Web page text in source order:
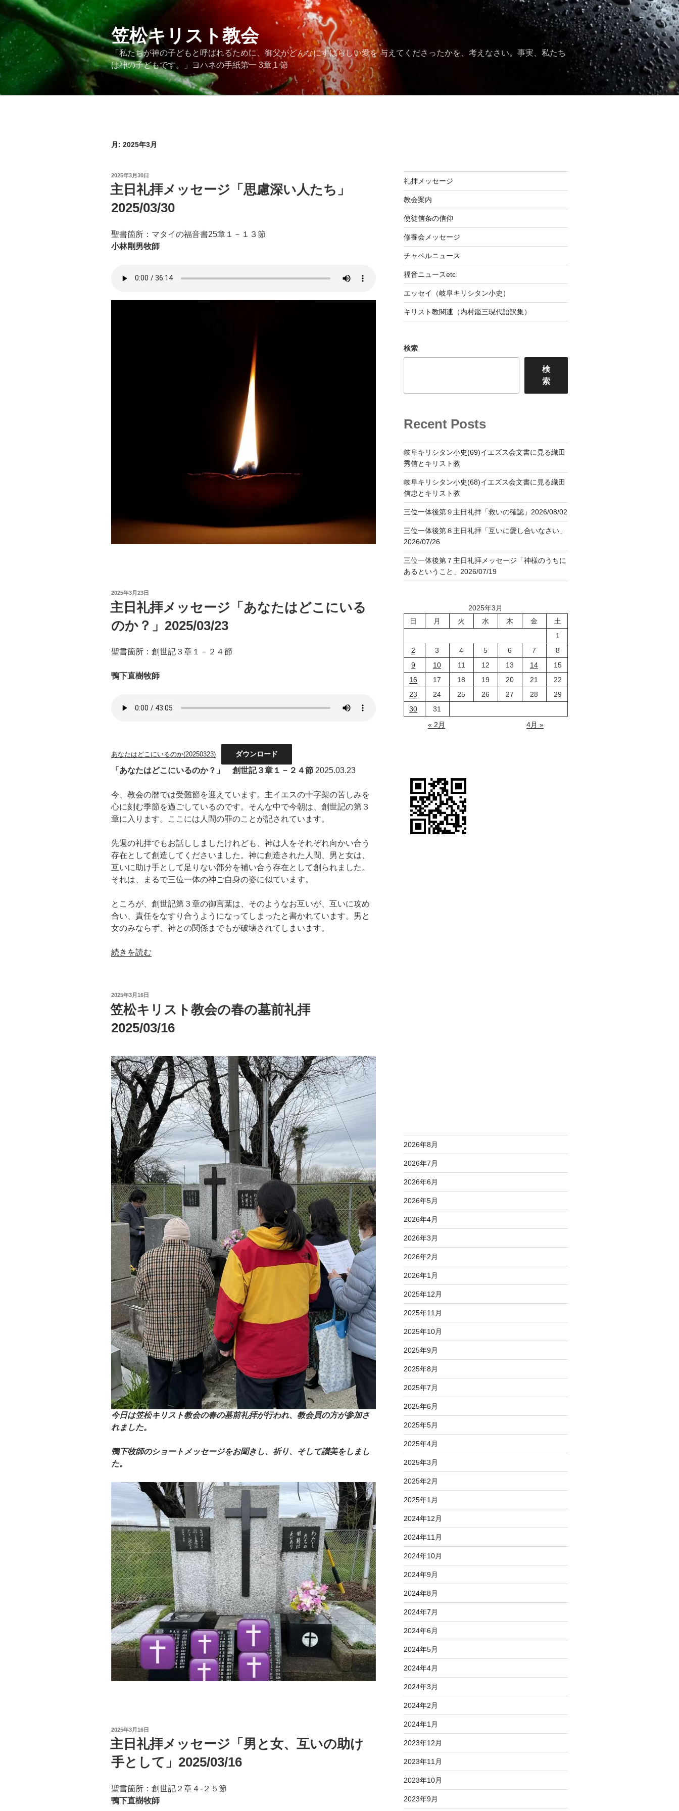
コ
ン
ン
ツ
へ
ス
笠松キリスト教会
「私たちが神の子どもと呼ばれるために、御父がどんなにすばらしい愛を 与えてくださったかを、考えなさい。事実、私たち
は神の子どもです。」ヨハネの手紙第一 3章 1 節
月: 2025年3月
投
稿
日:
2025年3月30日
主日礼拝メッセージ「思慮深い人たち」
2025/03/30
聖書箇所：マタイの福音書25章１－１３節
小林剛男牧師
投
稿
日:
2025年3月23日
主日礼拝メッセージ「あなたはどこにいる
のか？」2025/03/23
聖書箇所：創世記３章１－２４節
鴨下直樹牧師
あなたはどこにいるのか(20250323) ダウンロード
「あなたはどこにいるのか？」 創世記３章１－２４節 2025.03.23
今、教会の暦では受難節を迎えています。主イエスの十字架の苦しみを
心に刻む季節を過ごしているのです。そんな中で今朝は、創世記の第３
章に入ります。ここには人間の罪のことが記されています。
先週の礼拝でもお話ししましたけれども、神は人をそれぞれ向かい合う
存在として創造してくださいました。神に創造された人間、男と女は、
互いに助け手として足りない部分を補い合う存在として創られました。
それは、まるで三位一体の神ご自身の姿に似ています。
ところが、創世記第３章の御言葉は、そのようなお互いが、互いに攻め
合い、責任をなすり合うようになってしまったと書かれています。男と
女のみならず、神との関係までもが破壊されてしまいます。
“主
ッ
セ
「あ
な
た
は
ど
こ
に
い
る
の
か？」
2025/03/23”
の
続きを読む
投
稿
日:
2025年3月16日
笠松キリスト教会の春の墓前礼拝
2025/03/16
今日は笠松キリスト教会の春の墓前礼拝が行われ、教会員の方が参加さ
れました。
鴨下牧師のショートメッセージをお聞きし、祈り、そして讃美をしまし
た。
投
稿
日:
2025年3月16日
主日礼拝メッセージ「男と女、互いの助け
手として」2025/03/16
聖書箇所：創世記２章４-２５節
鴨下直樹牧師
礼拝メッセージ
教会案内
使徒信条の信仰
修養会メッセージ
チャペルニュース
福音ニュースetc
エッセイ（岐阜キリシタン小史）
キリスト教関連（内村鑑三現代語訳集）
検索
検
索
Recent Posts
岐阜キリシタン小史(69)イエズス会文書に見る織田
秀信とキリスト教
岐阜キリシタン小史(68)イエズス会文書に見る織田
信忠とキリスト教
三位一体後第９主日礼拝「救いの確認」2026/08/02
三位一体後第８主日礼拝「互いに愛し合いなさい」
2026/07/26
三位一体後第７主日礼拝メッセージ「神様のうちに
あるということ」2026/07/19
2025年3月
日
月 火 水 木 金
土
1
2
3 4 5 6 7
8
9
10 11 12 13 14
15
16
17 18 19 20 21
22
23
24 25 26 27 28
29
30
31
« 2月
4月 »
2026年8月
2026年7月
2026年6月
2026年5月
2026年4月
2026年3月
2026年2月
2026年1月
2025年12月
2025年11月
2025年10月
2025年9月
2025年8月
2025年7月
2025年6月
2025年5月
2025年4月
2025年3月
2025年2月
2025年1月
2024年12月
2024年11月
2024年10月
2024年9月
2024年8月
2024年7月
2024年6月
2024年5月
2024年4月
2024年3月
2024年2月
2024年1月
2023年12月
2023年11月
2023年10月
2023年9月